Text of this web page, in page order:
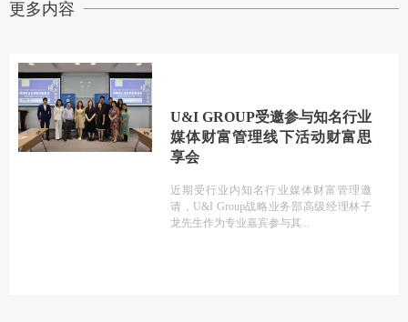
更多内容
U&I GROUP受邀参与知名行业
媒体财富管理线下活动财富思
享会
近期受行业内知名行业媒体财富管理邀
请，U&I Group战略业务部高级经理林子
龙先生作为专业嘉宾参与其